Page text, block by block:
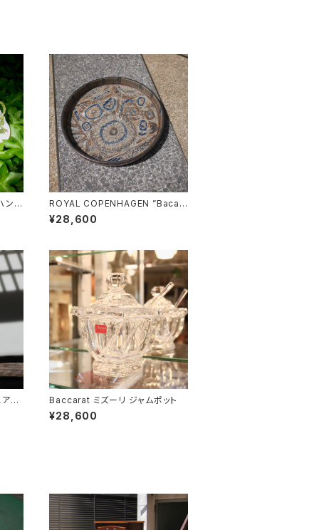
ド
ROYAL COPENHAGEN ”Baca"
丸トレイ
¥28,600
プ Baccarat ミズーリ ジャムポット
¥28,600